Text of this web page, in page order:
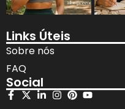
Links Úteis
Sobre nós
FAQ
Social